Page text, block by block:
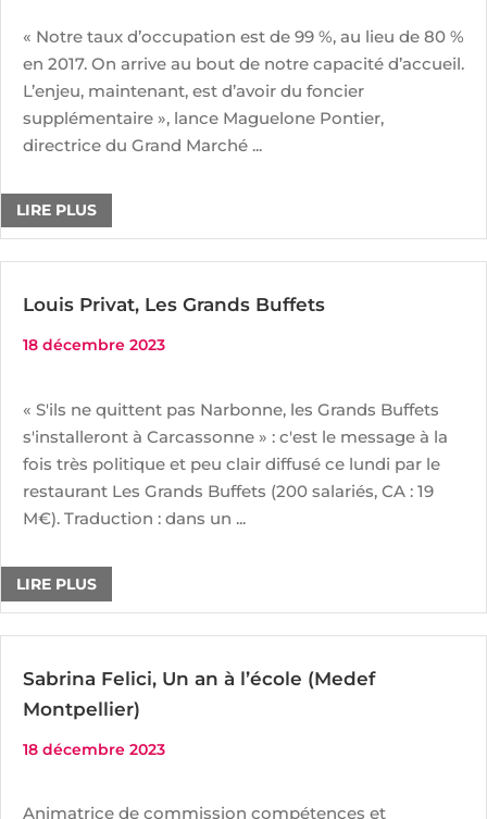
« Notre taux d’occupation est de 99 %, au lieu de 80 %
en 2017. On arrive au bout de notre capacité d’accueil.
L’enjeu, maintenant, est d’avoir du foncier
supplémentaire », lance Maguelone Pontier,
directrice du Grand Marché ...
LIRE PLUS
Louis Privat, Les Grands Buffets
18 décembre 2023
« S'ils ne quittent pas Narbonne, les Grands Buffets
s'installeront à Carcassonne » : c'est le message à la
fois très politique et peu clair diffusé ce lundi par le
restaurant Les Grands Buffets (200 salariés, CA : 19
M€). Traduction : dans un ...
LIRE PLUS
Sabrina Felici, Un an à l’école (Medef
Montpellier)
18 décembre 2023
Animatrice de commission compétences et